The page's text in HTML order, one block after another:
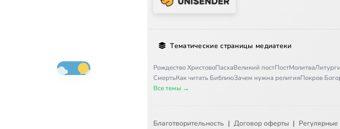
Тематические страницы медиатеки
Рождество ХристовоПасхаВеликий постПостМолитва
СмертьКак читать БиблиюЗачем нужна религияПокров
Все темы →
Благотворительность | Договор оферты |